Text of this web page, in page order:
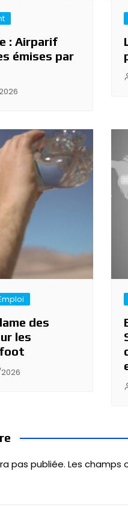
: Airparif
émises par
des
les
foot
pas publiée. Les champs